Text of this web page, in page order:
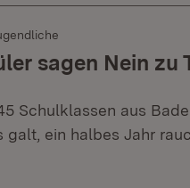
sagen Nein zu
Schulklassen aus
galt, ein halbes Jahr